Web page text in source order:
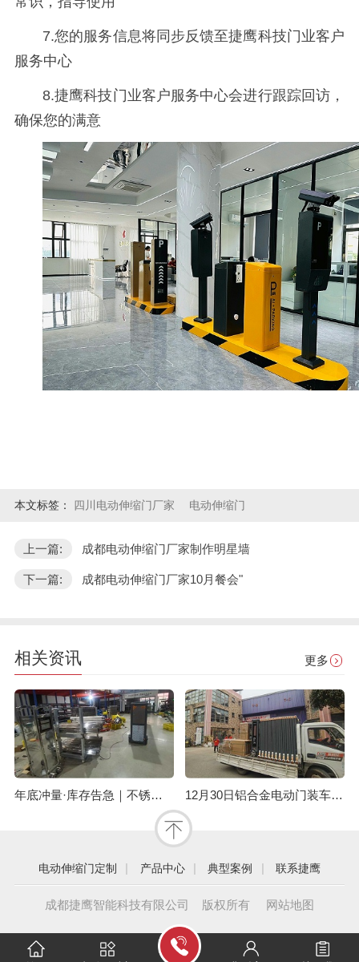
7.您的服务信息将同步反馈至捷鹰科技门业客户
服务中心
8.捷鹰科技门业客户服务中心会进行跟踪回访，
确保您的满意
本文标签： 四川电动伸缩门厂家 电动伸缩门
上一篇: 成都电动伸缩门厂家制作明星墙
下一篇: 成都电动伸缩门厂家10月餐会"
相关资讯 更多
年底冲量·库存告急｜不锈钢伸缩门量产供应中 12月30日铝合金电动门装车发眉山，年底现货速订！
电动伸缩门定制 产品中心 典型案例 联系捷鹰
成都捷鹰智能科技有限公司 版权所有 网站地图